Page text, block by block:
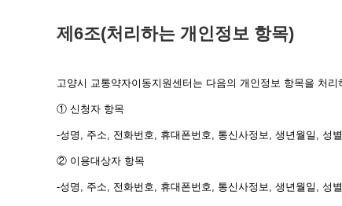
제6조(처리하는 개인정보 항목)
고양시 교통약자이동지원센터는 다음의 개인정보 항목을 처리
① 신청자 항목
-성명, 주소, 전화번호, 휴대폰번호, 통신사정보, 생년월일, 성
② 이용대상자 항목
-성명, 주소, 전화번호, 휴대폰번호, 통신사정보, 생년월일, 성